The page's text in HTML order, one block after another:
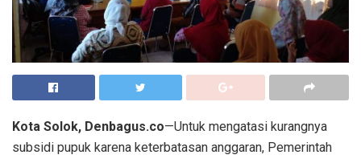
Kota Solok, Denbagus.co—Untuk mengatasi kurangnya
subsidi pupuk karena keterbatasan anggaran, Pemerintah